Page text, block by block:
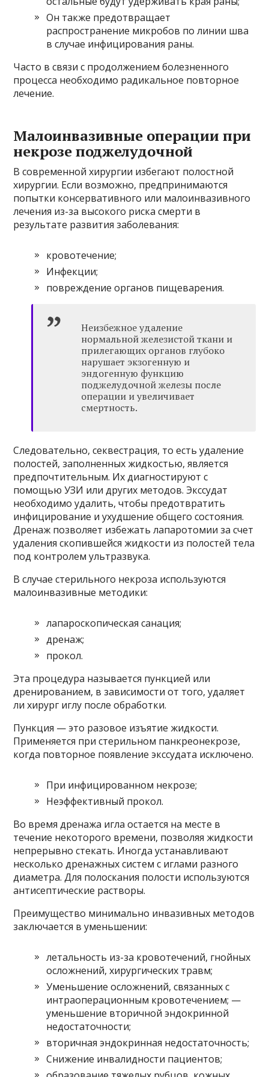
Он также предотвращает
распространение микробов по линии шва
в случае инфицирования раны.
Часто в связи с продолжением болезненного
процесса необходимо радикальное повторное
лечение.
Малоинвазивные операции при
некрозе поджелудочной
В современной хирургии избегают полостной
хирургии. Если возможно, предпринимаются
попытки консервативного или малоинвазивного
лечения из-за высокого риска смерти в
результате развития заболевания:
кровотечение;
Инфекции;
повреждение органов пищеварения.
Неизбежное удаление
нормальной железистой ткани и
прилегающих органов глубоко
нарушает экзогенную и
эндогенную функцию
поджелудочной железы после
операции и увеличивает
смертность.
Следовательно, секвестрация, то есть удаление
полостей, заполненных жидкостью, является
предпочтительным. Их диагностируют с
помощью УЗИ или других методов. Экссудат
необходимо удалить, чтобы предотвратить
инфицирование и ухудшение общего состояния.
Дренаж позволяет избежать лапаротомии за счет
удаления скопившейся жидкости из полостей тела
под контролем ультразвука.
В случае стерильного некроза используются
малоинвазивные методики:
лапароскопическая санация;
дренаж;
прокол.
Эта процедура называется пункцией или
дренированием, в зависимости от того, удаляет
ли хирург иглу после обработки.
Пункция — это разовое изъятие жидкости.
Применяется при стерильном панкреонекрозе,
когда повторное появление экссудата исключено.
При инфицированном некрозе;
Неэффективный прокол.
Во время дренажа игла остается на месте в
течение некоторого времени, позволяя жидкости
непрерывно стекать. Иногда устанавливают
несколько дренажных систем с иглами разного
диаметра. Для полоскания полости используются
антисептические растворы.
Преимущество минимально инвазивных методов
заключается в уменьшении:
летальность из-за кровотечений, гнойных
осложнений, хирургических травм;
Уменьшение осложнений, связанных с
интраоперационным кровотечением; —
уменьшение вторичной эндокринной
недостаточности;
вторичная эндокринная недостаточность;
Снижение инвалидности пациентов;